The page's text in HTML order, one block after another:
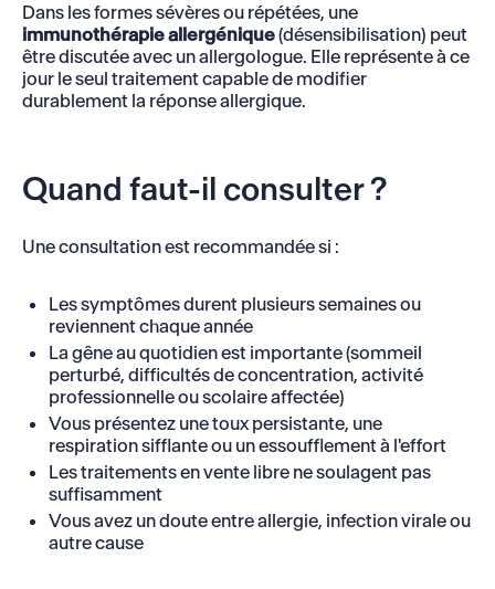
Dans les formes sévères ou répétées, une
immunothérapie allergénique(désensibilisation) peut
être discutée avec un allergologue. Elle représente à ce
jour le seul traitement capable de modifier
durablement la réponse allergique.
Quand faut-il consulter ?
Une consultation est recommandée si :
Les symptômes durent plusieurs semaines ou
reviennent chaque année
La gêne au quotidien est importante (sommeil
perturbé, difficultés de concentration, activité
professionnelle ou scolaire affectée)
Vous présentez une toux persistante, une
respiration sifflante ou un essoufflement à l'effort
Les traitements en vente libre ne soulagent pas
suffisamment
Vous avez un doute entre allergie, infection virale ou
autre cause